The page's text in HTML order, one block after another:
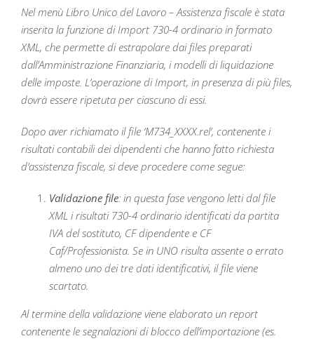
Nel menù Libro Unico del Lavoro – Assistenza fiscale è stata
inserita la funzione di Import 730-4 ordinario in formato
XML, che permette di estrapolare dai files preparati
dall’Amministrazione Finanziaria, i modelli di liquidazione
delle imposte. L’operazione di Import, in presenza di più files,
dovrà essere ripetuta per ciascuno di essi.
Dopo aver richiamato il file ‘M734_XXXX.rel’, contenente i
risultati contabili dei dipendenti che hanno fatto richiesta
d’assistenza fiscale, si deve procedere come segue:
Validazione file: in questa fase vengono letti dal file
XML i risultati 730-4 ordinario identificati da partita
IVA del sostituto, CF dipendente e CF
Caf/Professionista. Se in UNO risulta assente o errato
almeno uno dei tre dati identificativi, il file viene
scartato.
Al termine della validazione viene elaborato un report
contenente le segnalazioni di blocco dell’importazione (es.